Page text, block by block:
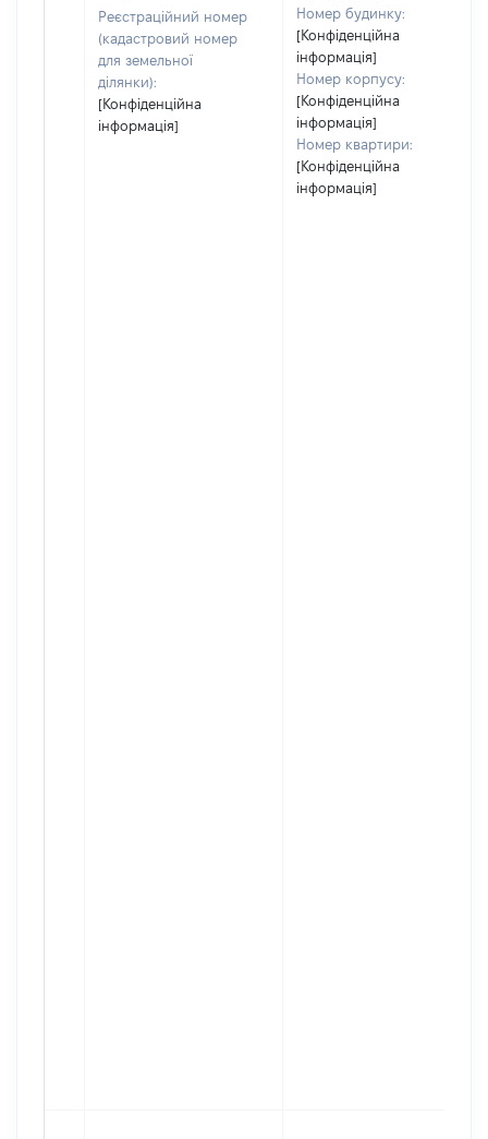
Реєстраційний номер
(кадастровий номер
для земельної
ділянки):
[Конфіденційна
інформація]
Номер будинку:
[Конфіденційна
інформація]
Номер корпусу:
[Конфіденційна
інформація]
Номер квартири:
[Конфіденційна
інформація]